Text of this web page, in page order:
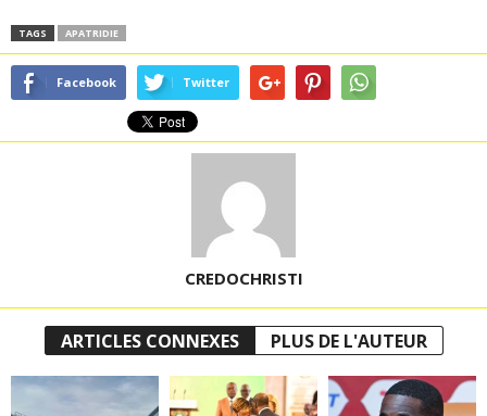
TAGS APATRIDIE
Facebook Twitter
CREDOCHRISTI
ARTICLES CONNEXES PLUS DE L'AUTEUR